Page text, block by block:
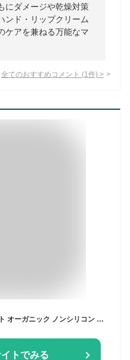
にダメージや乾燥対策
ンド・リップクリーム
ケアを兼ねる万能なマ
全てのおすすめコメント (1 件) >
エルカノン スタイリング ヘアミスト オーガニック ノンシリコン くせ毛 ストレートヘア 無添加 100ml
トでみる